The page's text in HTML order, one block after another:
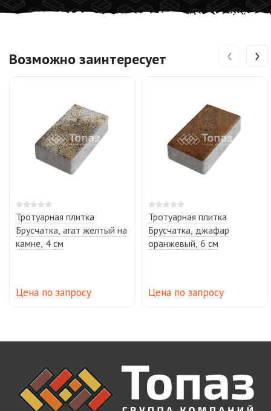
Возможно заинтересует
Тротуарная плитка
Брусчатка, агат желтый на
камне, 4 см
Цена по запросу
Тротуарная плитка
Брусчатка, джафар
оранжевый, 6 см
Цена по запросу
‹ ›